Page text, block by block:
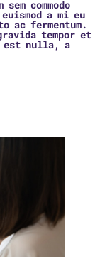
commodo
a mi eu
ac fermentum.
tempor et
est nulla, a